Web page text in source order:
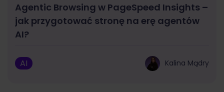
Agentic Browsing w PageSpeed Insights –
jak przygotować stronę na erę agentów
AI?
AI Kalina Mądry